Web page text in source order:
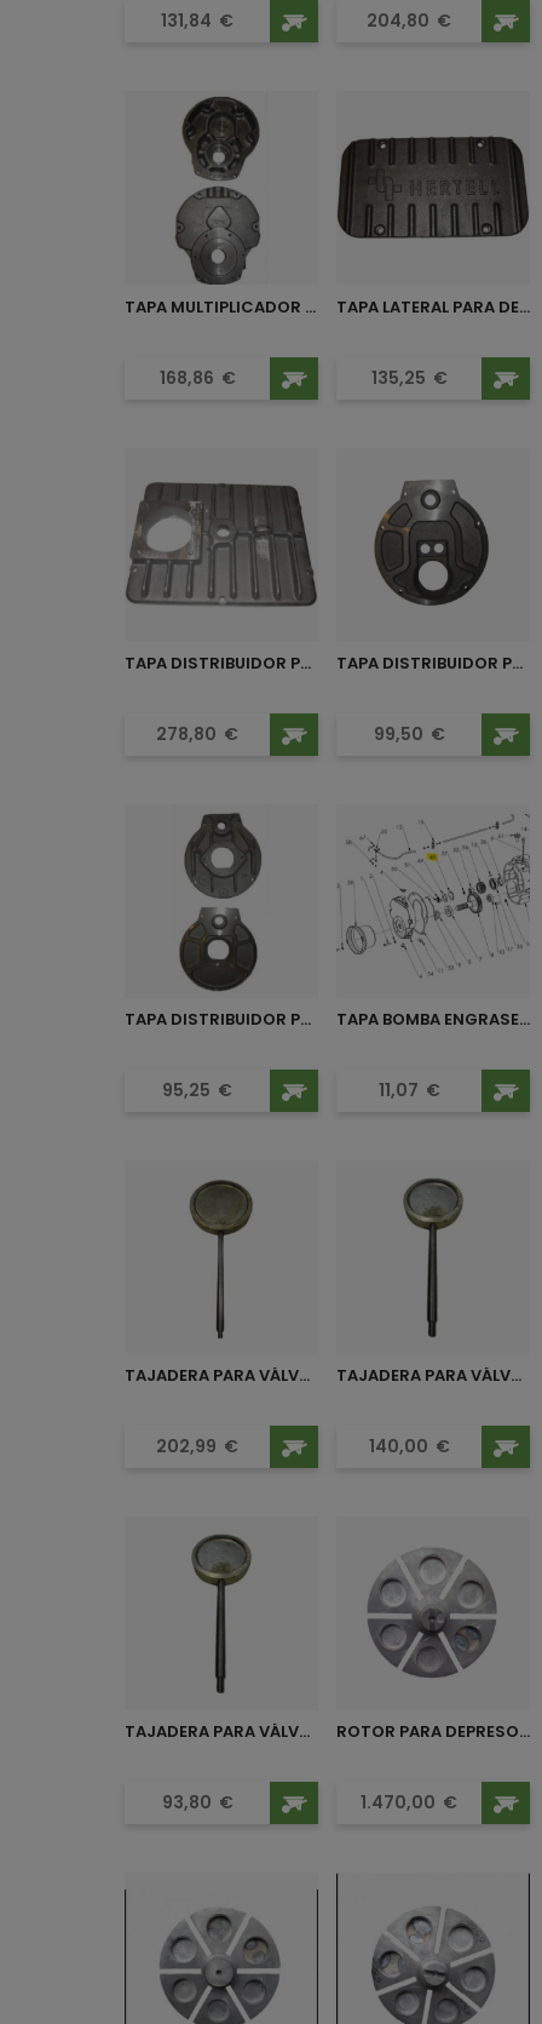
Precio
131,84 € Precio
204,80 €
TAPA MULTIPLICADOR PARA...
Precio
168,86 €
TAPA LATERAL PARA DEPRESOR...
Precio
135,25 €
TAPA DISTRIBUIDOR PARA...
Precio
278,80 €
TAPA DISTRIBUIDOR PARA...
Precio
99,50 €
TAPA DISTRIBUIDOR PARA...
Precio
95,25 €
TAPA BOMBA ENGRASE KD-3.000...
Precio
11,07 €
TAJADERA PARA VÁLVULA 200...
Precio
202,99 €
TAJADERA PARA VÁLVULA 150...
Precio
140,00 €
TAJADERA PARA VÁLVULA 125...
Precio
93,80 €
ROTOR PARA DEPRESOR HERTELL...
Precio
1.470,00 €